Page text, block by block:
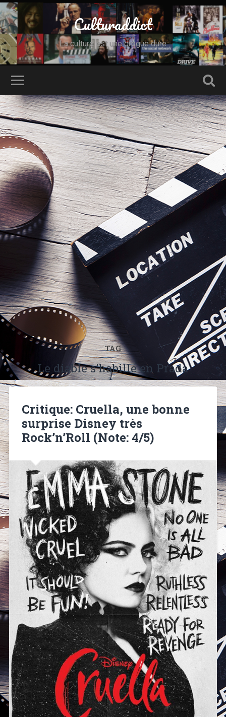
Culturaddict
La culture est une drogue dure
TAG
Le diable s’habille en Prada
Critique: Cruella, une bonne
surprise Disney très
Rock’n’Roll (Note: 4/5)